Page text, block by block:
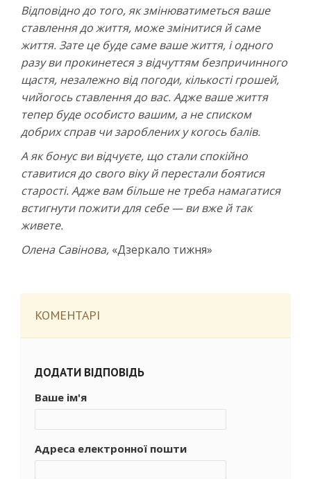
Відповідно до того, як змінюватиметься ваше
ставлення до життя, може змінитися й саме
життя. Зате це буде саме ваше життя, і одного
разу ви прокинетеся з відчуттям безпричинного
щастя, незалежно від погоди, кількості грошей,
чийогось ставлення до вас. Адже ваше життя
тепер буде особисто вашим, а не списком
добрих справ чи зароблених у когось балів.
А як бонус ви відчуєте, що стали спокійно
ставитися до свого віку й перестали боятися
старості. Адже вам більше не треба намагатися
встигнути пожити для себе — ви вже й так
живете.
Олена Савінова, «Дзеркало тижня»
КОМЕНТАРІ
ДОДАТИ ВІДПОВІДЬ
Ваше ім'я
Адреса електронної пошти